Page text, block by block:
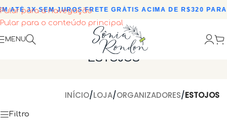
Pular para a navegação
Pular para o conteúdo principal
3X SEM JUROS•FRETE GRÁTIS ACIMA DE R$320 PARA
MENU
ESTOJOS
INÍCIO/LOJA/ORGANIZADORES/ESTOJOS
Filtro